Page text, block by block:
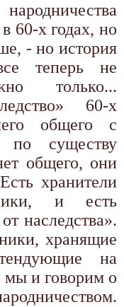
60-х годах, но
- но история
теперь не
только...
60-х
общего с
по существу
общего, они
хранители
и есть
наследства».
хранящие
на
мы и говорим о